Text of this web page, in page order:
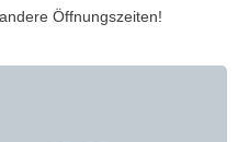
Öffnungszeiten!